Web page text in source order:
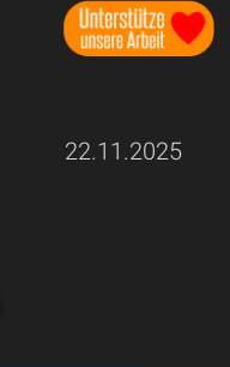
22.11.2025